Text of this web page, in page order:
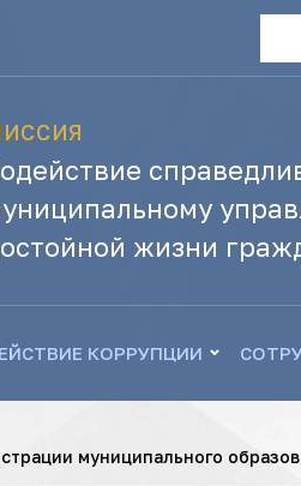
жизни
КОРРУПЦИИ
муниципального